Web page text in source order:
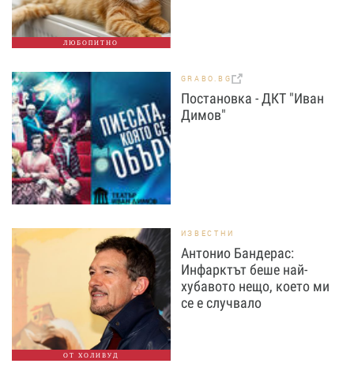
ЛЮБОПИТНО
GRABO.BG
Постановка - ДКТ "Иван
Димов"
ОТ ХОЛИВУД
ИЗВЕСТНИ
Антонио Бандерас:
Инфарктът беше най-
хубавото нещо, което ми
се е случвало